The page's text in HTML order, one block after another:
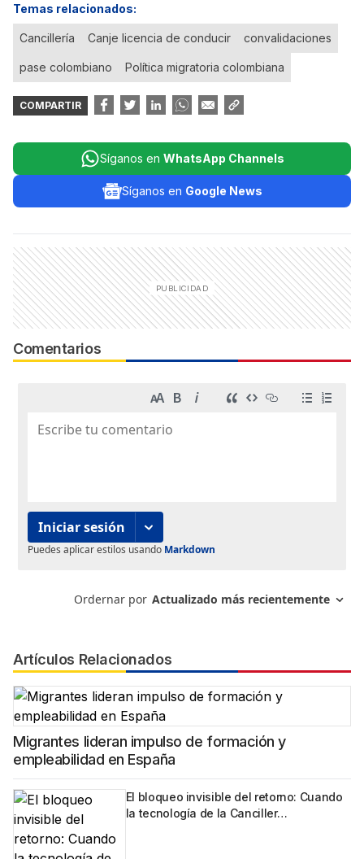
Temas relacionados:
Cancillería Canje licencia de conducir convalidaciones
pase colombiano Política migratoria colombiana
COMPARTIR
Síganos en WhatsApp Channels
Síganos en Google News
Comentarios
Artículos Relacionados
Migrantes lideran impulso de formación y
empleabilidad en España
El bloqueo invisible del retorno: Cuando
la tecnología de la Canciller…